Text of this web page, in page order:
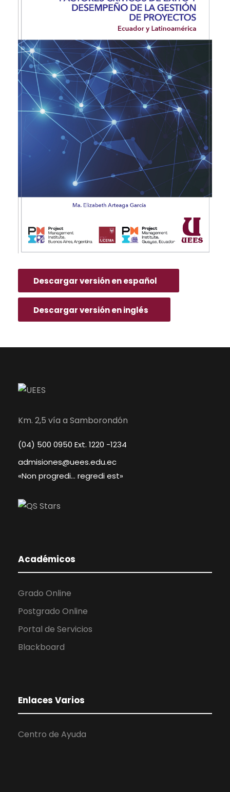
Descargar versión en español
Descargar versión en inglés
Km. 2,5 vía a Samborondón
(04) 500 0950 Ext. 1220 -1234
admisiones@uees.edu.ec
«Non progredi… regredi est»
Académicos
Grado Online
Postgrado Online
Portal de Servicios
Blackboard
Enlaces Varios
Centro de Ayuda